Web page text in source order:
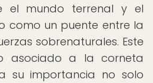
el mundo terrenal y el
como un puente entre la
sobrenaturales. Este
asociado a la corneta
su importancia no solo